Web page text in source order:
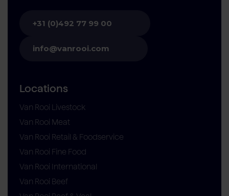
+31 (0)492 77 99 00
info@vanrooi.com
Locations
Van Rooi Livestock
Van Rooi Meat
Van Rooi Retail & Foodservice
Van Rooi Fine Food
Van Rooi International
Van Rooi Beef